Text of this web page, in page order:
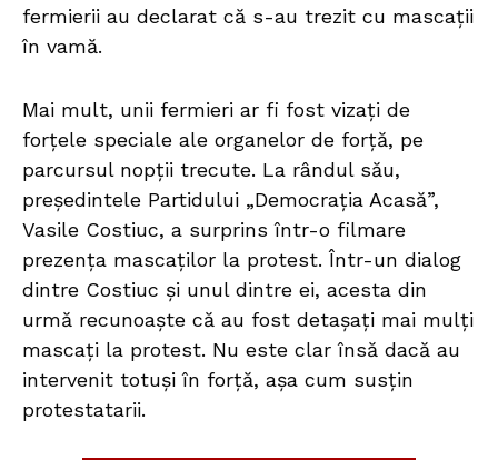
fermierii au declarat că s-au trezit cu mascații
în vamă.
Mai mult, unii fermieri ar fi fost vizați de
forțele speciale ale organelor de forță, pe
parcursul nopții trecute. La rândul său,
președintele Partidului „Democrația Acasă”,
Vasile Costiuc, a surprins într-o filmare
prezența mascaților la protest. Într-un dialog
dintre Costiuc și unul dintre ei, acesta din
urmă recunoaște că au fost detașați mai mulți
mascați la protest. Nu este clar însă dacă au
intervenit totuși în forță, așa cum susțin
protestatarii.